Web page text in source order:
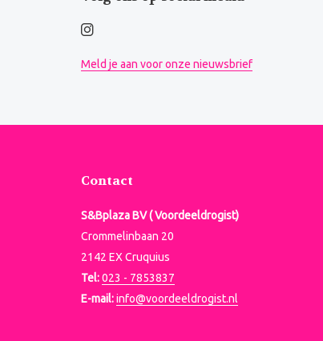
Meld je aan voor onze nieuwsbrief
Contact
S&Bplaza BV ( Voordeeldrogist)
Crommelinbaan 20
2142 EX Cruquius
Tel:023 - 7853837
E-mail:info@voordeeldrogist.nl